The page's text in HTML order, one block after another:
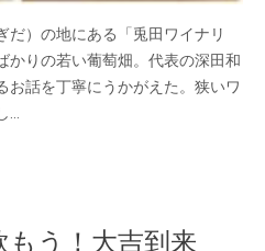
だ）の地にある「兎田ワイナリ
かりの若い葡萄畑。代表の深田和
お話を丁寧にうかがえた。狭いワ
…
う！大吉到来